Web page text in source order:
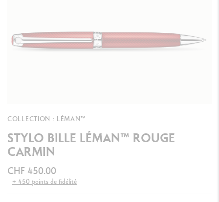
COLLECTION : LÉMAN™
STYLO BILLE LÉMAN™ ROUGE
CARMIN
CHF 450.00
+ 450 points de fidélité